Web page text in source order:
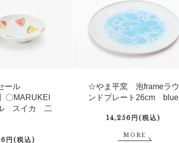
ール
〇MARUKEI
スイカ 二
円(税込)
☆やま平窯 泡frameラウ
ンドプレート26cm blue
14,256円(税込)
MORE